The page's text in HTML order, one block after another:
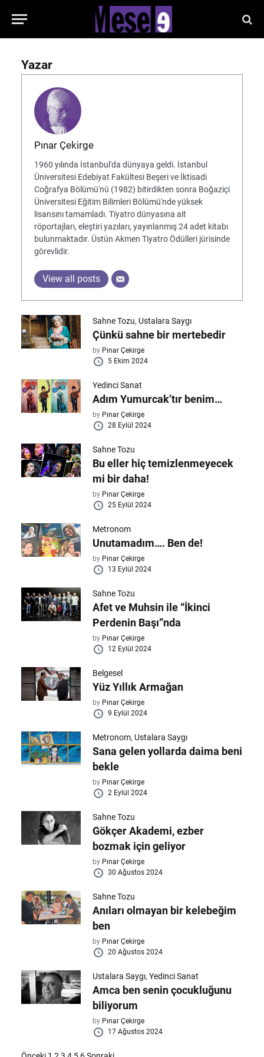
Yazar
Pınar Çekirge
1960 yılında İstanbul'da dünyaya geldi. İstanbul
Üniversitesi Edebiyat Fakültesi Beşeri ve İktisadi
Coğrafya Bölümü'nü (1982) bitirdikten sonra Boğaziçi
Üniversitesi Eğitim Bilimleri Bölümü'nde yüksek
lisansını tamamladı. Tiyatro dünyasına ait
röportajları, eleştiri yazıları, yayınlanmış 24 adet kitabı
bulunmaktadır. Üstün Akmen Tiyatro Ödülleri jürisinde
görevlidir.
View all posts
Sahne Tozu, Ustalara Saygı
Çünkü sahne bir mertebedir
by Pınar Çekirge
5 Ekim 2024
Yedinci Sanat
Adım Yumurcak’tır benim…
by Pınar Çekirge
28 Eylül 2024
Sahne Tozu
Bu eller hiç temizlenmeyecek
mi bir daha!
by Pınar Çekirge
25 Eylül 2024
Metronom
Unutamadım…. Ben de!
by Pınar Çekirge
13 Eylül 2024
Sahne Tozu
Afet ve Muhsin ile “İkinci
Perdenin Başı”nda
by Pınar Çekirge
12 Eylül 2024
Belgesel
Yüz Yıllık Armağan
by Pınar Çekirge
9 Eylül 2024
Metronom, Ustalara Saygı
Sana gelen yollarda daima beni
bekle
by Pınar Çekirge
2 Eylül 2024
Sahne Tozu
Gökçer Akademi, ezber
bozmak için geliyor
by Pınar Çekirge
30 Ağustos 2024
Sahne Tozu
Anıları olmayan bir kelebeğim
ben
by Pınar Çekirge
20 Ağustos 2024
Ustalara Saygı,Yedinci Sanat
Amca ben senin çocukluğunu
biliyorum
by Pınar Çekirge
17 Ağustos 2024